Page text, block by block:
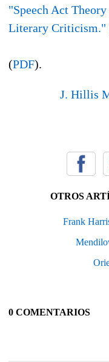
"Speech Act
Literary Criticism."
(PDF).
J. Hillis
OTROS
Frank
0 COMENTARIOS